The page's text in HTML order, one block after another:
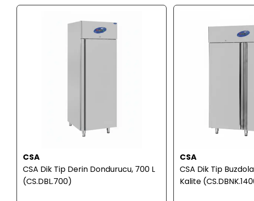
CSA
CSA Dik Tip Derin Dondurucu, 700 L
(CS.DBL.700)
CSA
CSA Dik Tip
Kalite